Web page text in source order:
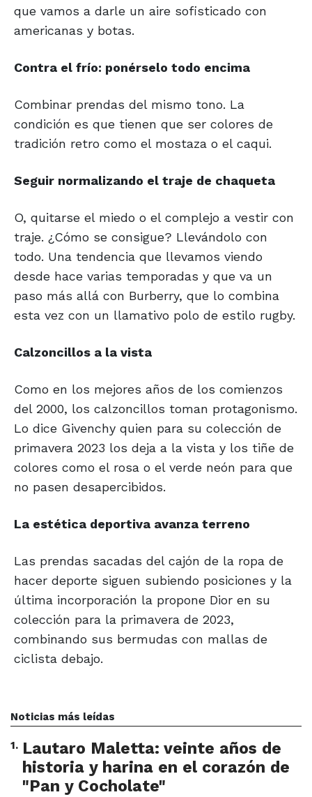
que vamos a darle un aire sofisticado con
americanas y botas.
Contra el frío: ponérselo todo encima
Combinar prendas del mismo tono. La
condición es que tienen que ser colores de
tradición retro como el mostaza o el caqui.
Seguir normalizando el traje de chaqueta
O, quitarse el miedo o el complejo a vestir con
traje. ¿Cómo se consigue? Llevándolo con
todo. Una tendencia que llevamos viendo
desde hace varias temporadas y que va un
paso más allá con Burberry, que lo combina
esta vez con un llamativo polo de estilo rugby.
Calzoncillos a la vista
Como en los mejores años de los comienzos
del 2000, los calzoncillos toman protagonismo.
Lo dice Givenchy quien para su colección de
primavera 2023 los deja a la vista y los tiñe de
colores como el rosa o el verde neón para que
no pasen desapercibidos.
La estética deportiva avanza terreno
Las prendas sacadas del cajón de la ropa de
hacer deporte siguen subiendo posiciones y la
última incorporación la propone Dior en su
colección para la primavera de 2023,
combinando sus bermudas con mallas de
ciclista debajo.
Noticias más leídas
1. Lautaro Maletta: veinte años de
historia y harina en el corazón de
"Pan y Cocholate"